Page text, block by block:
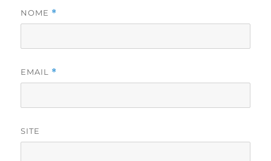
NOME *
EMAIL *
SITE